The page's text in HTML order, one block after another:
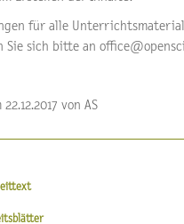
für alle
Sie sich bitte an
von AS